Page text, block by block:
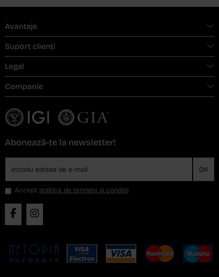
Avantaje
Suport clienți
Legal
Companie
Abonează-te la newsletter!
OK
Accept politica de termeni si conditii